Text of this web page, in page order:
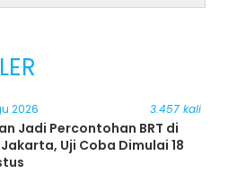
2026 3.457 kali
Jadi Percontohan BRT di
Uji Coba Dimulai 18